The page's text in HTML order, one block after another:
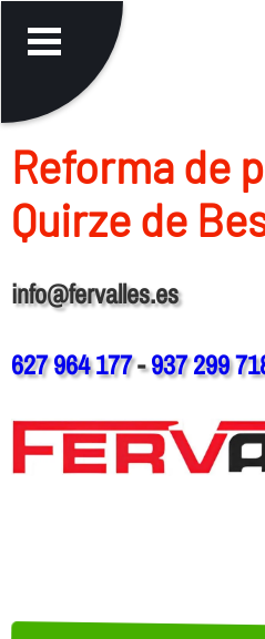
Reforma de
Quirze de
info@fervalles.es
627 964 177-937 299